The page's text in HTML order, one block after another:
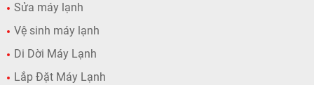
Sửa máy lạnh
Vệ sinh máy lạnh
Di Dời Máy Lạnh
Lắp Đặt Máy Lạnh